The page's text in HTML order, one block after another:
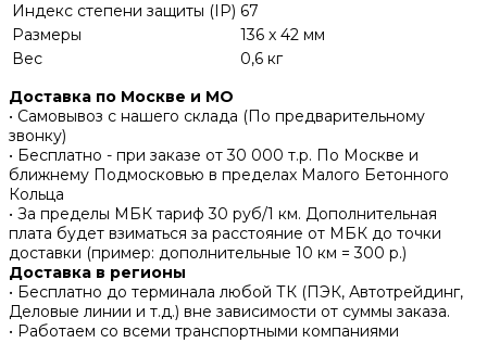
Индекс степени защиты (IP) 67
Размеры
136 x 42 мм
Вес
0,6 кг
Доставка по Москве и МО
• Самовывоз с нашего склада (По предварительному
звонку)
• Бесплатно - при заказе от 30 000 т.р. По Москве и
ближнему Подмосковью в пределах Малого Бетонного
Кольца
• За пределы МБК тариф 30 руб/1 км. Дополнительная
плата будет взиматься за расстояние от МБК до точки
доставки (пример: дополнительные 10 км = 300 р.)
Доставка в регионы
• Бесплатно до терминала любой ТК (ПЭК, Автотрейдинг,
Деловые линии и т.д.) вне зависимости от суммы заказа.
• Работаем со всеми транспортными компаниями